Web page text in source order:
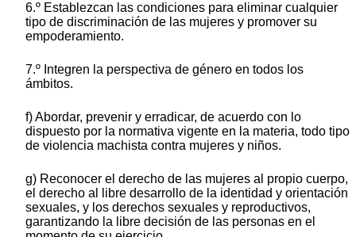
6.º Establezcan las condiciones para eliminar cualquier
tipo de discriminación de las mujeres y promover su
empoderamiento.
7.º Integren la perspectiva de género en todos los
ámbitos.
f) Abordar, prevenir y erradicar, de acuerdo con lo
dispuesto por la normativa vigente en la materia, todo tipo
de violencia machista contra mujeres y niños.
g) Reconocer el derecho de las mujeres al propio cuerpo,
el derecho al libre desarrollo de la identidad y orientación
sexuales, y los derechos sexuales y reproductivos,
garantizando la libre decisión de las personas en el